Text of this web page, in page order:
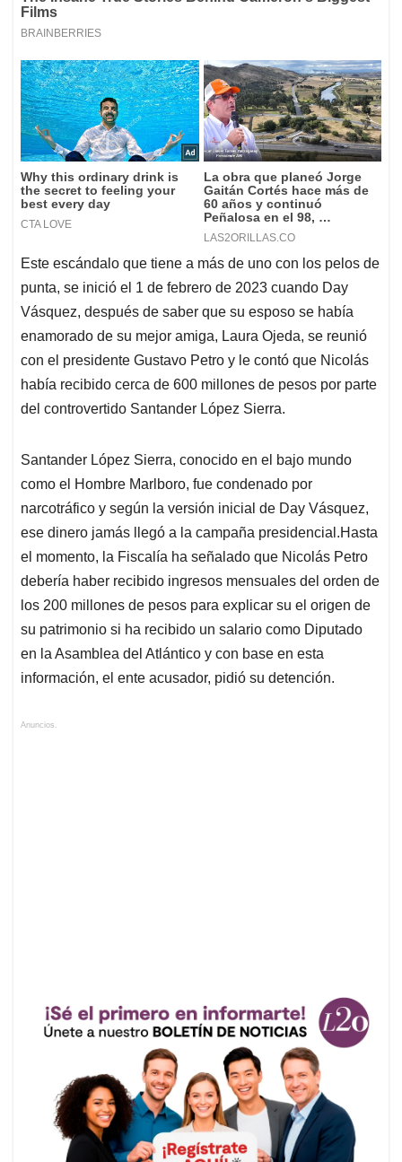
Este escándalo que tiene a más de uno con los pelos de
punta, se inició el 1 de febrero de 2023 cuando Day
Vásquez, después de saber que su esposo se había
enamorado de su mejor amiga, Laura Ojeda, se reunió
con el presidente Gustavo Petro y le contó que Nicolás
había recibido cerca de 600 millones de pesos por parte
del controvertido Santander López Sierra.
Santander López Sierra, conocido en el bajo mundo
como el Hombre Marlboro, fue condenado por
narcotráfico y según la versión inicial de Day Vásquez,
ese dinero jamás llegó a la campaña presidencial.Hasta
el momento, la Fiscalía ha señalado que Nicolás Petro
debería haber recibido ingresos mensuales del orden de
los 200 millones de pesos para explicar su el origen de
su patrimonio si ha recibido un salario como Diputado
en la Asamblea del Atlántico y con base en esta
información, el ente acusador, pidió su detención.
Anuncios.